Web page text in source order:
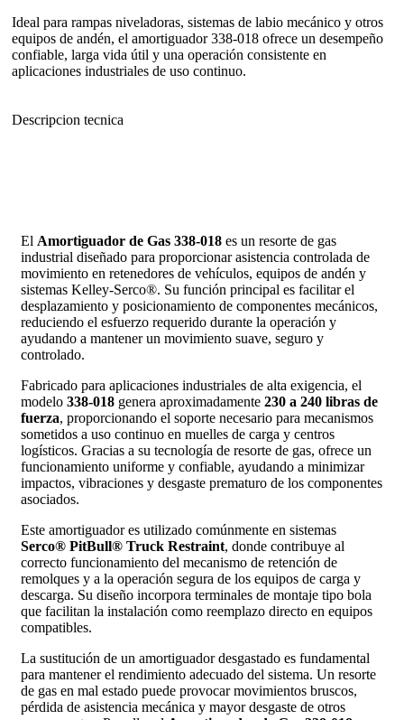
Ideal para rampas niveladoras, sistemas de labio mecánico y otros
equipos de andén, el amortiguador 338-018 ofrece un desempeño
confiable, larga vida útil y una operación consistente en
aplicaciones industriales de uso continuo.
Descripcion tecnica
El Amortiguador de Gas 338-018 es un resorte de gas
industrial diseñado para proporcionar asistencia controlada de
movimiento en retenedores de vehículos, equipos de andén y
sistemas Kelley-Serco®. Su función principal es facilitar el
desplazamiento y posicionamiento de componentes mecánicos,
reduciendo el esfuerzo requerido durante la operación y
ayudando a mantener un movimiento suave, seguro y
controlado.
Fabricado para aplicaciones industriales de alta exigencia, el
modelo 338-018 genera aproximadamente 230 a 240 libras de
fuerza, proporcionando el soporte necesario para mecanismos
sometidos a uso continuo en muelles de carga y centros
logísticos. Gracias a su tecnología de resorte de gas, ofrece un
funcionamiento uniforme y confiable, ayudando a minimizar
impactos, vibraciones y desgaste prematuro de los componentes
asociados.
Este amortiguador es utilizado comúnmente en sistemas
Serco® PitBull® Truck Restraint, donde contribuye al
correcto funcionamiento del mecanismo de retención de
remolques y a la operación segura de los equipos de carga y
descarga. Su diseño incorpora terminales de montaje tipo bola
que facilitan la instalación como reemplazo directo en equipos
compatibles.
La sustitución de un amortiguador desgastado es fundamental
para mantener el rendimiento adecuado del sistema. Un resorte
de gas en mal estado puede provocar movimientos bruscos,
pérdida de asistencia mecánica y mayor desgaste de otros